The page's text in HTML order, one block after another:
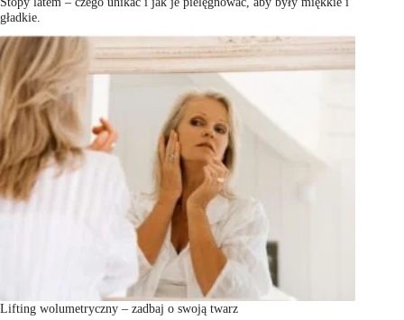
gładkie.
Lifting wolumetryczny – zadbaj o swoją twarz